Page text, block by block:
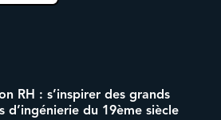
RH : s’inspirer des grands
d’ingénierie du 19ème siècle